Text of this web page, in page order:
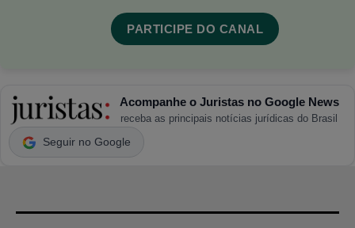
PARTICIPE DO CANAL
Acompanhe o Juristas no Google News
receba as principais notícias jurídicas do Brasil
Seguir no Google